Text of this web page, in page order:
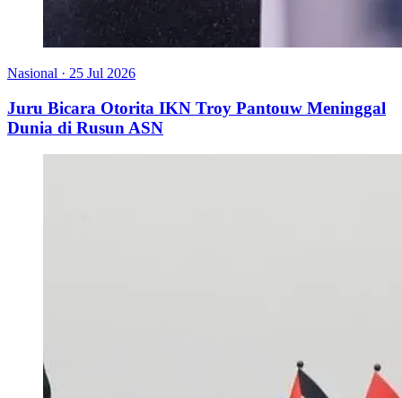
Nasional · 25 Jul 2026
Juru Bicara Otorita IKN Troy Pantouw Meninggal
Dunia di Rusun ASN